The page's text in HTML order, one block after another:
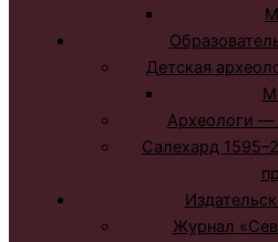
Детская
Археологи
Салехард
Журнал